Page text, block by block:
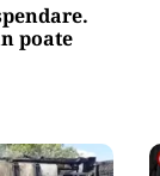
poate